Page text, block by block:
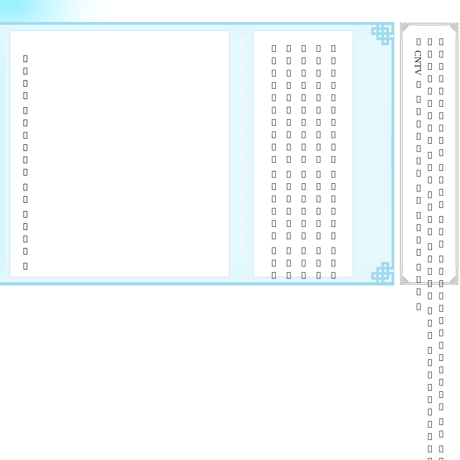
                   CNTV            